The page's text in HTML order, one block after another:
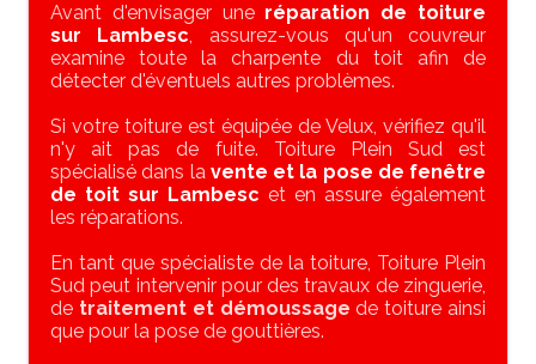
Avant d'envisager une réparation de toiture
sur Lambesc, assurez-vous qu'un couvreur
examine toute la charpente du toit afin de
détecter d'éventuels autres problèmes.
Si votre toiture est équipée de Velux, vérifiez qu'il
n'y ait pas de fuite. Toiture Plein Sud est
spécialisé dans la vente et la pose de fenêtre
de toit sur Lambesc et en assure également
les réparations.
En tant que spécialiste de la toiture, Toiture Plein
Sud peut intervenir pour des travaux de zinguerie,
de traitement et démoussage de toiture ainsi
que pour la pose de gouttières.